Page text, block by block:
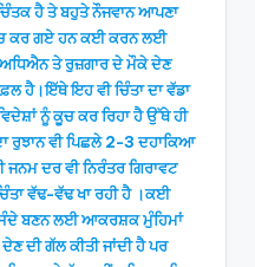
ਹੈ ਤੇ ਬਹੁਤੇ ਨੌਜਵਾਨ ਆਪਣਾ
ਕਰ ਗਏ ਹਨ ਕਈ ਕਰਨ ਲਈ
ਤੇ ਰੁਜ਼ਗਾਰ ਦੇ ਮੌਕੇ ਦੇਣ
ਹੈ।ਇੱਥੇ ਇਹ ਵੀ ਚਿੰਤਾ ਦਾ ਵੱਡਾ
ਨੂੰ ਕੂਚ ਕਰ ਰਿਹਾ ਹੈ ਉੱਥੇ ਹੀ
ਰੁਝਾਨ ਵੀ ਪਿਛਲੇ 2-3 ਦਹਾਕਿਆ
ਦਰ ਵੀ ਨਿਰੰਤਰ ਗਿਰਾਵਟ
ਵੱਢ-ਵੱਢ ਖਾ ਰਹੀ ਹੈ ।ਕਈ
ਬਣਨ ਲਈ ਆਕਰਸ਼ਕ ਮੁੰਹਿਮਾਂ
ਦੀ ਗੱਲ ਕੀਤੀ ਜਾਂਦੀ ਹੈ ਪਰ